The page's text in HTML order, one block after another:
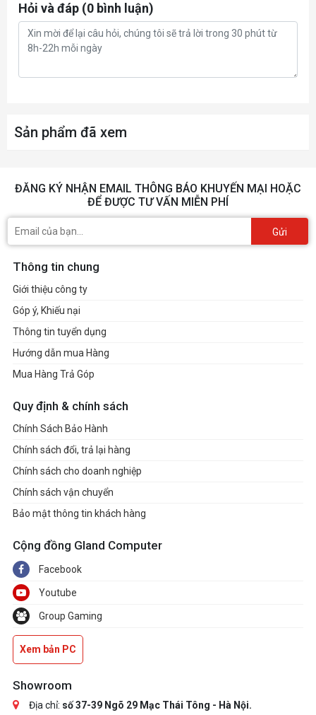
Hỏi và đáp (0 bình luận)
Sản phẩm đã xem
ĐĂNG KÝ NHẬN EMAIL THÔNG BÁO KHUYẾN MẠI HOẶC
ĐỂ ĐƯỢC TƯ VẤN MIỄN PHÍ
Gửi
Thông tin chung
Giới thiệu công ty
Góp ý, Khiếu nại
Thông tin tuyển dụng
Hướng dẫn mua Hàng
Mua Hàng Trả Góp
Quy định & chính sách
Chính Sách Bảo Hành
Chính sách đổi, trả lại hàng
Chính sách cho doanh nghiệp
Chính sách vận chuyển
Bảo mật thông tin khách hàng
Cộng đồng Gland Computer
Facebook
Youtube
Group Gaming
Xem bản PC
Showroom
Địa chỉ: số 37-39 Ngõ 29 Mạc Thái Tông - Hà Nội.